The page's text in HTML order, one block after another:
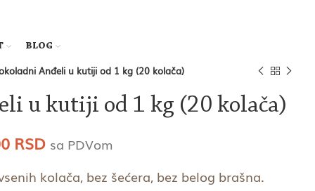
BLOG
Anđeli u kutiji od 1 kg (20 kolača)
u kutiji od 1 kg (20 kolača)
RSDTrenutna
je:
sa PDVom
kolača, bez šećera, bez belog brašna.